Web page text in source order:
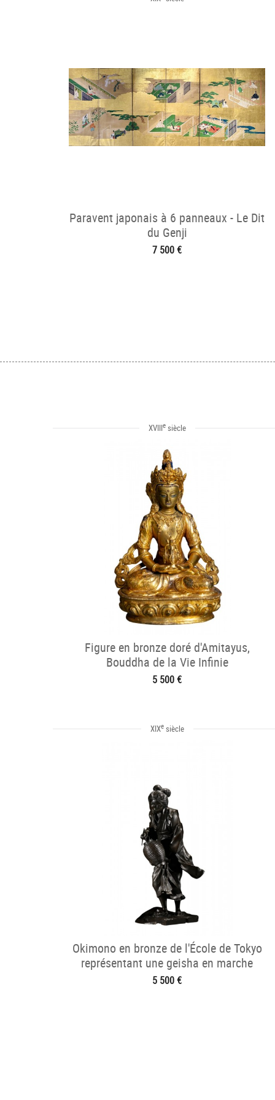
Paravent japonais à 6 panneaux - Le Dit
du Genji
7 500 €
XVIIIesiècle
Figure en bronze doré d'Amitayus,
Bouddha de la Vie Infinie
5 500 €
XIXesiècle
Okimono en bronze de l'École de Tokyo
représentant une geisha en marche
5 500 €